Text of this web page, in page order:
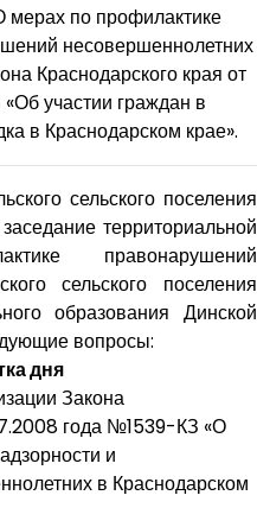
по профилактике
несовершеннолетних
Краснодарского края от
участии граждан в
в Краснодарском крае».
сельского поселения
территориальной
правонарушений
сельского поселения
образования Динской
вопросы:
дня
Закона
года №1539-КЗ «О
и
в Краснодарском